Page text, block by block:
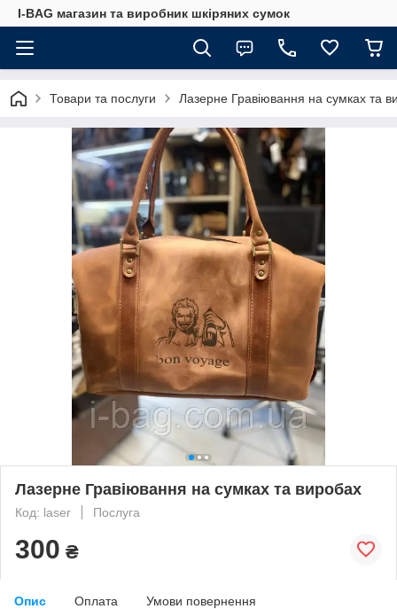
I-BAG магазин та виробник шкіряних сумок
Товари та послуги Лазерне Гравіювання на сумках та
Лазерне Гравіювання на сумках та виробах
Код: laser Послуга
300 ₴
Опис Оплата Умови повернення